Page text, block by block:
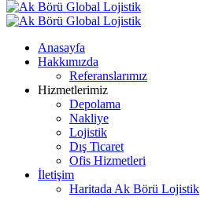
Anasayfa
Hakkımızda
Referanslarımız
Hizmetlerimiz
Depolama
Nakliye
Lojistik
Dış Ticaret
Ofis Hizmetleri
İletişim
Haritada Ak Börü Lojistik